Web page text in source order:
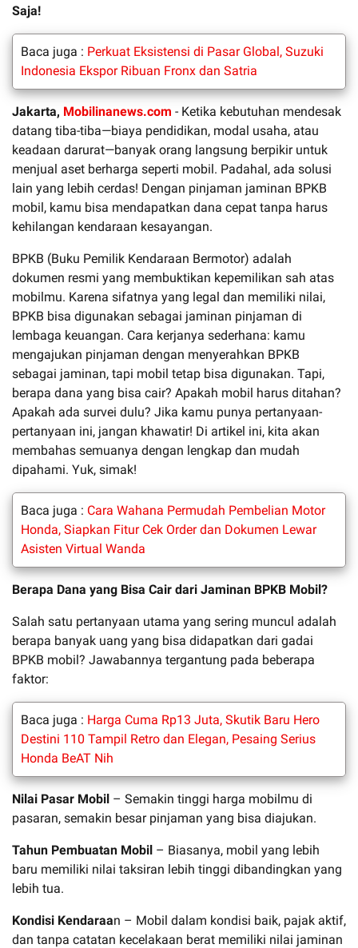
Saja!
Baca juga : Perkuat Eksistensi di Pasar Global, Suzuki
Indonesia Ekspor Ribuan Fronx dan Satria
Jakarta, Mobilinanews.com - Ketika kebutuhan mendesak
datang tiba-tiba—biaya pendidikan, modal usaha, atau
keadaan darurat—banyak orang langsung berpikir untuk
menjual aset berharga seperti mobil. Padahal, ada solusi
lain yang lebih cerdas! Dengan pinjaman jaminan BPKB
mobil, kamu bisa mendapatkan dana cepat tanpa harus
kehilangan kendaraan kesayangan.
BPKB (Buku Pemilik Kendaraan Bermotor) adalah
dokumen resmi yang membuktikan kepemilikan sah atas
mobilmu. Karena sifatnya yang legal dan memiliki nilai,
BPKB bisa digunakan sebagai jaminan pinjaman di
lembaga keuangan. Cara kerjanya sederhana: kamu
mengajukan pinjaman dengan menyerahkan BPKB
sebagai jaminan, tapi mobil tetap bisa digunakan. Tapi,
berapa dana yang bisa cair? Apakah mobil harus ditahan?
Apakah ada survei dulu? Jika kamu punya pertanyaan-
pertanyaan ini, jangan khawatir! Di artikel ini, kita akan
membahas semuanya dengan lengkap dan mudah
dipahami. Yuk, simak!
Baca juga : Cara Wahana Permudah Pembelian Motor
Honda, Siapkan Fitur Cek Order dan Dokumen Lewar
Asisten Virtual Wanda
Berapa Dana yang Bisa Cair dari Jaminan BPKB Mobil?
Salah satu pertanyaan utama yang sering muncul adalah
berapa banyak uang yang bisa didapatkan dari gadai
BPKB mobil? Jawabannya tergantung pada beberapa
faktor:
Baca juga : Harga Cuma Rp13 Juta, Skutik Baru Hero
Destini 110 Tampil Retro dan Elegan, Pesaing Serius
Honda BeAT Nih
Nilai Pasar Mobil – Semakin tinggi harga mobilmu di
pasaran, semakin besar pinjaman yang bisa diajukan.
Tahun Pembuatan Mobil – Biasanya, mobil yang lebih
baru memiliki nilai taksiran lebih tinggi dibandingkan yang
lebih tua.
Kondisi Kendaraan – Mobil dalam kondisi baik, pajak aktif,
dan tanpa catatan kecelakaan berat memiliki nilai jaminan